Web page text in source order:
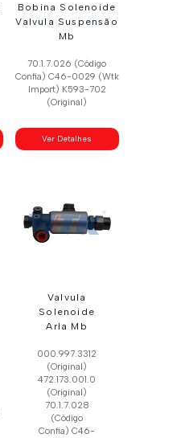
Bobina Solenoide
Valvula Suspensão
Mb
70.1.7.026 (Código
Confia) C46-0029 (Wtk
Import) K593-702
(Original)
Ver Detalhes
Valvula
Solenoide
Arla Mb
000.997.3312
(Original)
472.173.001.0
(Original)
70.1.7.028
(Código
Confia) C46-